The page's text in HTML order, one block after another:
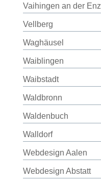
Vaihingen an der Enz
Vellberg
Waghäusel
Waiblingen
Waibstadt
Waldbronn
Waldenbuch
Walldorf
Webdesign Aalen
Webdesign Abstatt